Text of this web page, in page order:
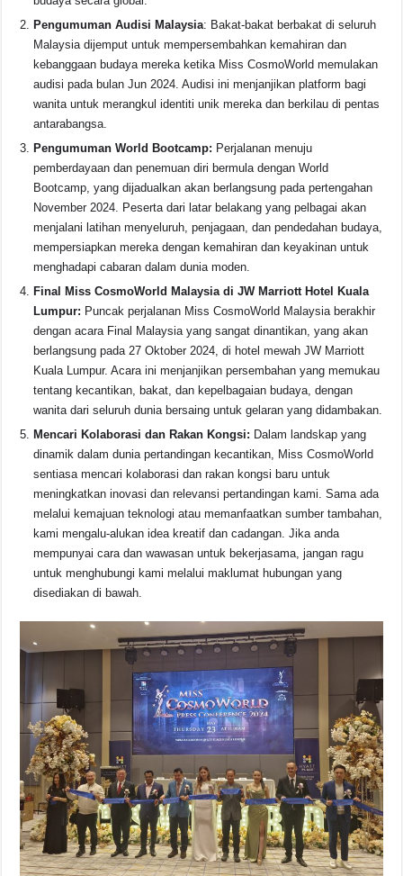
Pengumuman Audisi Malaysia: Bakat-bakat berbakat di seluruh
Malaysia dijemput untuk mempersembahkan kemahiran dan
kebanggaan budaya mereka ketika Miss CosmoWorld memulakan
audisi pada bulan Jun 2024. Audisi ini menjanjikan platform bagi
wanita untuk merangkul identiti unik mereka dan berkilau di pentas
antarabangsa.
Pengumuman World Bootcamp: Perjalanan menuju
pemberdayaan dan penemuan diri bermula dengan World
Bootcamp, yang dijadualkan akan berlangsung pada pertengahan
November 2024. Peserta dari latar belakang yang pelbagai akan
menjalani latihan menyeluruh, penjagaan, dan pendedahan budaya,
mempersiapkan mereka dengan kemahiran dan keyakinan untuk
menghadapi cabaran dalam dunia moden.
Final Miss CosmoWorld Malaysia di JW Marriott Hotel Kuala
Lumpur: Puncak perjalanan Miss CosmoWorld Malaysia berakhir
dengan acara Final Malaysia yang sangat dinantikan, yang akan
berlangsung pada 27 Oktober 2024, di hotel mewah JW Marriott
Kuala Lumpur. Acara ini menjanjikan persembahan yang memukau
tentang kecantikan, bakat, dan kepelbagaian budaya, dengan
wanita dari seluruh dunia bersaing untuk gelaran yang didambakan.
Mencari Kolaborasi dan Rakan Kongsi: Dalam landskap yang
dinamik dalam dunia pertandingan kecantikan, Miss CosmoWorld
sentiasa mencari kolaborasi dan rakan kongsi baru untuk
meningkatkan inovasi dan relevansi pertandingan kami. Sama ada
melalui kemajuan teknologi atau memanfaatkan sumber tambahan,
kami mengalu-alukan idea kreatif dan cadangan. Jika anda
mempunyai cara dan wawasan untuk bekerjasama, jangan ragu
untuk menghubungi kami melalui maklumat hubungan yang
disediakan di bawah.